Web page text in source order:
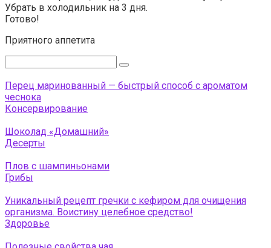
Убрать в холодильник на 3 дня.
Готово!
Приятного аппетита
Перец маринованный — быстрый способ с ароматом
чеснока
Консервирование
Шоколад «Домашний»
Десерты
Плов с шампиньонами
Грибы
Уникальный рецепт гречки с кефиром для очищения
организма. Воистину целебное средство!
Здоровье